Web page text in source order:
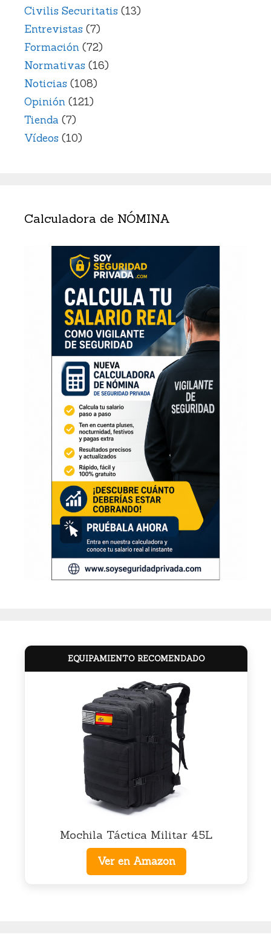
Civilis Securitatis (13)
Entrevistas (7)
Formación (72)
Normativas (16)
Noticias (108)
Opinión (121)
Tienda (7)
Vídeos (10)
Calculadora de NÓMINA
EQUIPAMIENTO RECOMENDADO
Mochila Táctica Militar 45L
Ver en Amazon